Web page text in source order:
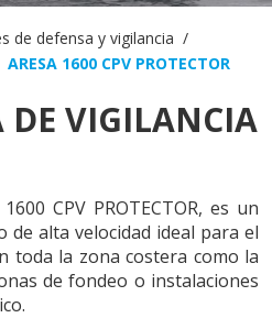
PT
de defensa y vigilancia
ARESA 1600 CPV PROTECTOR
DE VIGILANCIA
CPV PROTECTOR, es un
alta velocidad ideal para el
toda la zona costera como la
de fondeo o instalaciones